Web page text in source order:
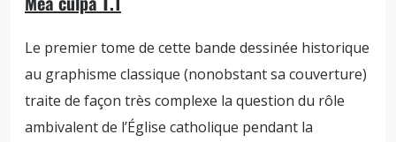
Le premier tome de cette bande dessinée historique
au graphisme classique (nonobstant sa couverture)
traite de façon très complexe la question du rôle
ambivalent de l’Église catholique pendant la